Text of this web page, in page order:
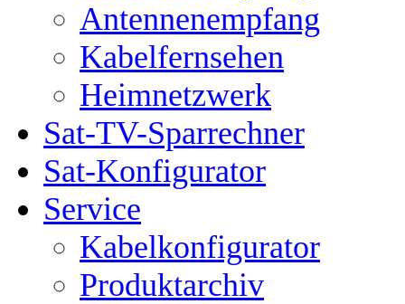
Antennenempfang
Kabelfernsehen
Heimnetzwerk
Sat-TV-Sparrechner
Sat-Konfigurator
Service
Kabelkonfigurator
Produktarchiv